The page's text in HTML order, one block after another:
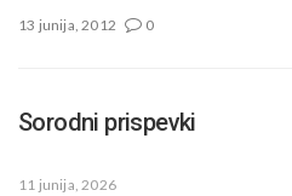
13 junija, 2012 0
Sorodni prispevki
11 junija, 2026